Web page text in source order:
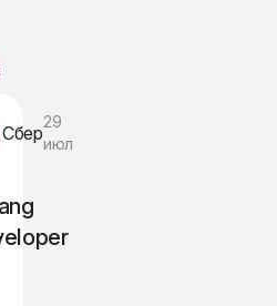
Питер
Сбер
29
июл